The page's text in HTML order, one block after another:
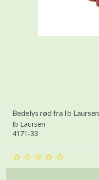
Bedelys rød fra Ib Laursen
Ib Laursen
4171-33